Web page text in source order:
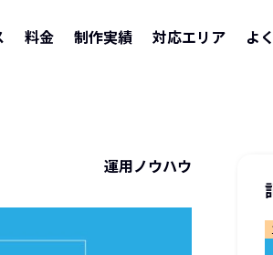
料金 制作実績 対応エリア よ
運用ノウハウ